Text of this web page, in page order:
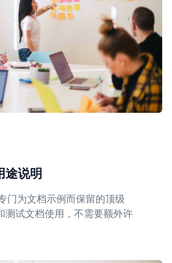
途说明
门为文档示例而保留的顶级
测试文档使用，不需要额外许